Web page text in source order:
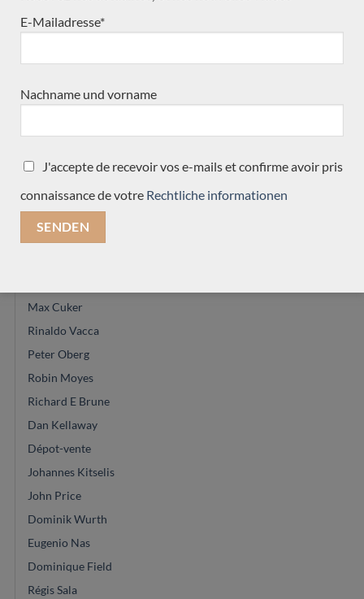
Jeroen Hilhorst
Hervé Lahoun
Roberto de Miranda
Mirko Migliorini
Dake Traphagen
Jérémie Geffroy
Max Cuker
Rinaldo Vacca
Peter Oberg
Robin Moyes
Richard E Brune
Dan Kellaway
Dépot-vente
Johannes Kitselis
John Price
Dominik Wurth
Eugenio Nas
Dominique Field
Régis Sala
E-Mailadresse*
Nachname und vorname
J'accepte de recevoir vos e-mails et confirme avoir pris
connaissance de votre Rechtliche informationen